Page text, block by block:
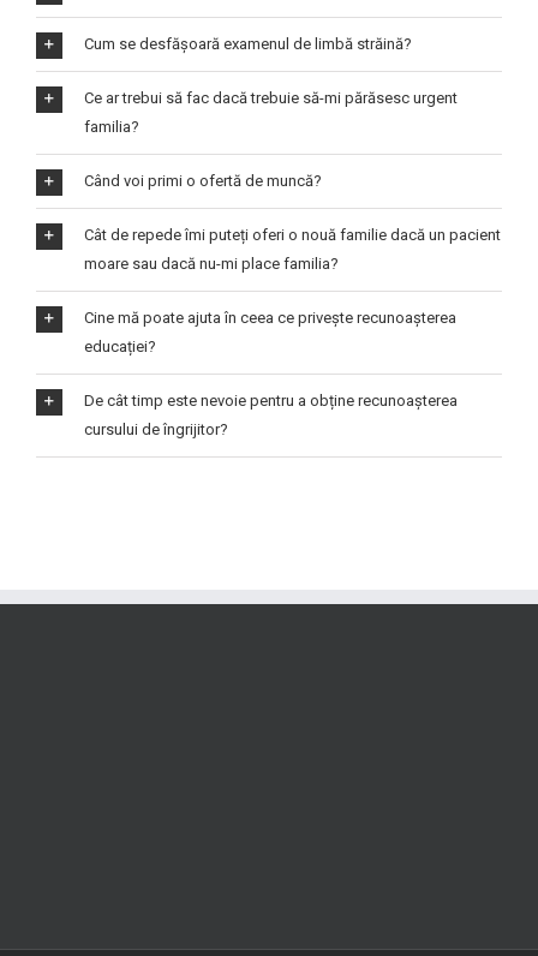
Cum se desfășoară examenul de limbă străină?
Ce ar trebui să fac dacă trebuie să-mi părăsesc urgent
familia?
Când voi primi o ofertă de muncă?
Cât de repede îmi puteți oferi o nouă familie dacă un pacient
moare sau dacă nu-mi place familia?
Cine mă poate ajuta în ceea ce privește recunoașterea
educației?
De cât timp este nevoie pentru a obține recunoașterea
cursului de îngrijitor?